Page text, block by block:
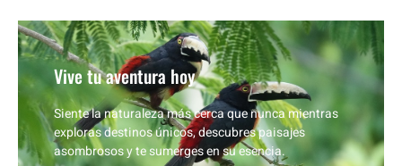
Vive tu aventura hoy
Siente la naturaleza más cerca que nunca mientras
exploras destinos únicos, descubres paisajes
asombrosos y te sumerges en su esencia.